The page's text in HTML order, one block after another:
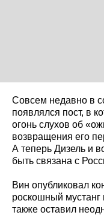
Совсем недавно в
появлялся пост, в
огонь слухов об
возвращения его
А теперь Дизель и
быть связана с
Вин опубликовал
роскошный мустанг
также оставил